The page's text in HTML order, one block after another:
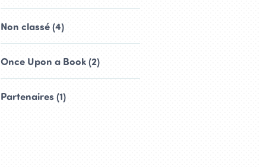
Non classé (4)
Once Upon a Book (2)
Partenaires (1)